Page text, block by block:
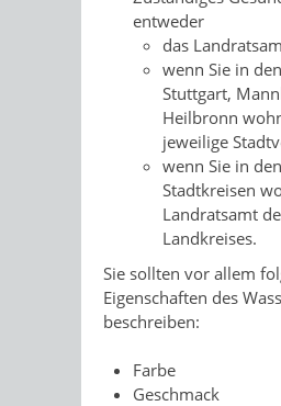
entweder
das
wenn Sie in
Stuttgart,
Heilbronn
jeweilige
wenn Sie in
Stadtkreisen
Landratsamt
Landkreises.
Sie sollten vor allem
Eigenschaften des
beschreiben:
Farbe
Geschmack